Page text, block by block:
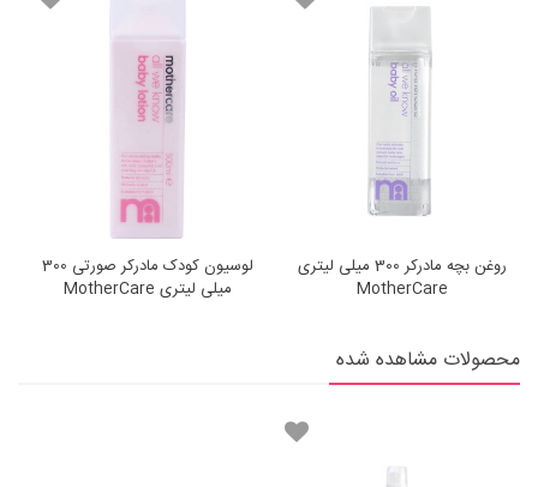
روغن بچه مادرکر 300 میلی لیتری
MotherCare
لوسیون کودک مادرکر صورتی 300
میلی لیتری MotherCare
محصولات مشاهده شده